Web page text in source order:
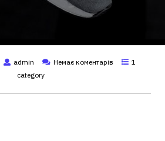
admin Немає коментарів
1
category